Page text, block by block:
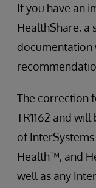
If you have an
HealthShare, a
The correction
TR1162 and
of
Health™, and
well as any